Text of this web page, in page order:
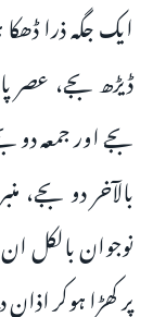
ایک جگہ ذرا
ڈیڑھ بجے، عصر
بجے اور جمعہ دو
بالآخر دو
نوجوان
پر کھڑا ہوکر